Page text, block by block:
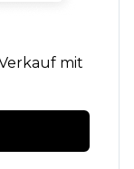
mit